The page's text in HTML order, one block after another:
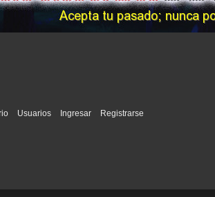
Usuarios Ingresar Registrarse